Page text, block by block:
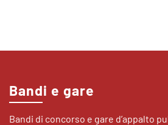
Bandi e gare
Bandi di concorso e gare d’appalto